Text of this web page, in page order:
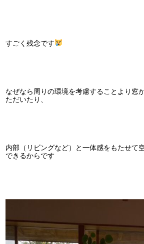
すごく残念です
なぜなら周りの環境を考慮することより窓
ただいたり、
内部（リビングなど）と一体感をもたせて
できるからです